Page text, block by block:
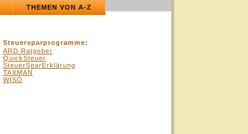
THEMEN VON A-Z
Steuersparprogramme:
ARD Ratgeber
QuickSteuer
SteuerSparErklärung
TAXMAN
WISO